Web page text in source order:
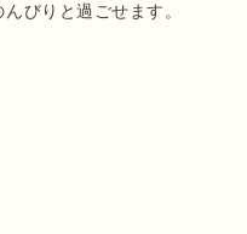
びりと過ごせます。